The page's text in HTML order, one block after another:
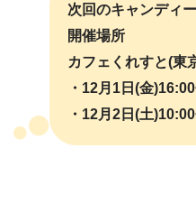
次回のキャンディ
開催場所
カフェくれすと(東
・12月1日(金
・12月2日(土